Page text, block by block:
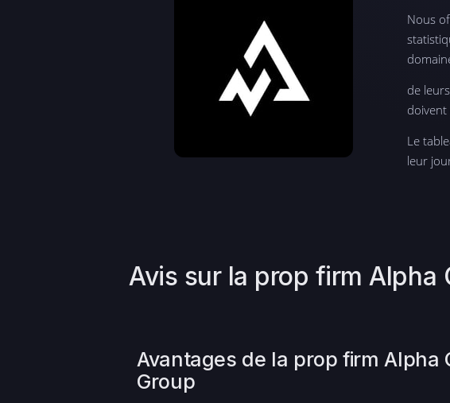
Nous
de
Le
leur
Avis sur la prop firm Alpha
Avantages de la prop firm Alpha
Group